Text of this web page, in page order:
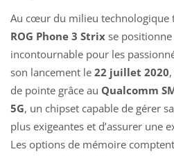
Au cœur du milieu technologique
ROG Phone 3 Strix se
incontournable pour les
son lancement le 22 juillet 2020
de pointe grâce au Qualcomm
5G, un chipset capable de gérer
plus exigeantes et d’assurer une
Les options de mémoire comptent